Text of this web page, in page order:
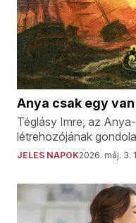
Anya csak egy van
Téglásy Imre, az
létrehozójának
JELES NAPOK2026. máj. 3.